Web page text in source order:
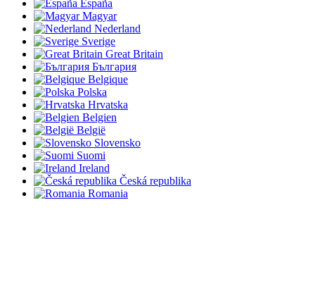
España
Magyar
Nederland
Sverige
Great Britain
България
Belgique
Polska
Hrvatska
Belgien
België
Slovensko
Suomi
Ireland
Česká republika
Romania